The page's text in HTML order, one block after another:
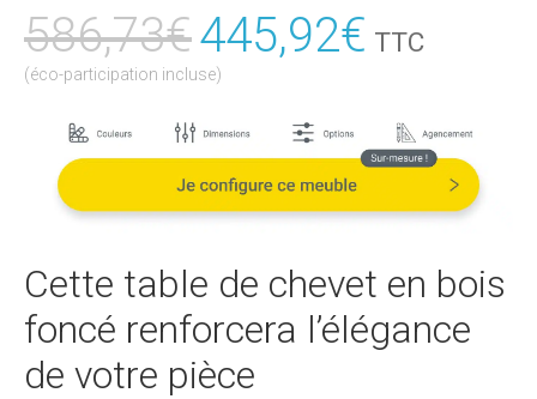
586,73€Le
prix
initial
était :
586,73€.
445,92€Le
actuel
est :
TTC
(éco-participation incluse)
Cette table de chevet en bois
foncé renforcera l’élégance
de votre pièce